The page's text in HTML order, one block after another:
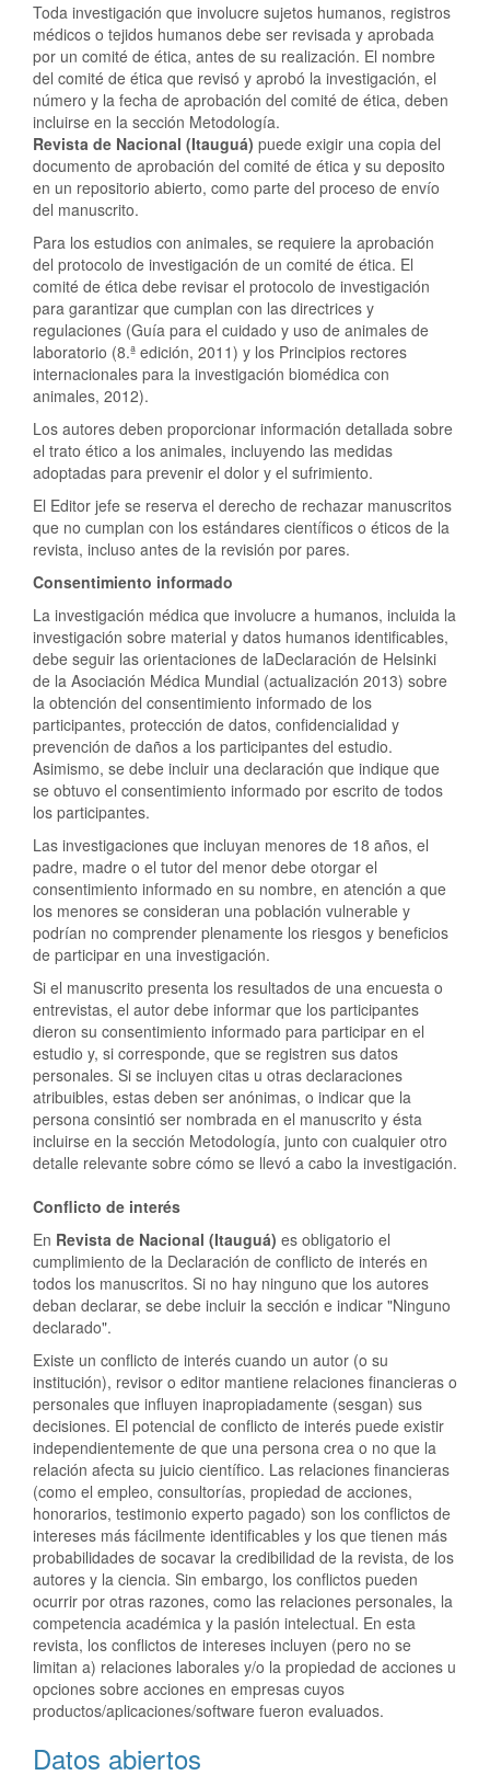
Toda investigación que involucre sujetos humanos, registros
médicos o tejidos humanos debe ser revisada y aprobada
por un comité de ética, antes de su realización. El nombre
del comité de ética que revisó y aprobó la investigación, el
número y la fecha de aprobación del comité de ética, deben
incluirse en la sección Metodología.
Revista de Nacional (Itauguá) puede exigir una copia del
documento de aprobación del comité de ética y su deposito
en un repositorio abierto, como parte del proceso de envío
del manuscrito.
Para los estudios con animales, se requiere la aprobación
del protocolo de investigación de un comité de ética. El
comité de ética debe revisar el protocolo de investigación
para garantizar que cumplan con las directrices y
regulaciones (Guía para el cuidado y uso de animales de
laboratorio (8.ª edición, 2011) y los Principios rectores
internacionales para la investigación biomédica con
animales, 2012).
Los autores deben proporcionar información detallada sobre
el trato ético a los animales, incluyendo las medidas
adoptadas para prevenir el dolor y el sufrimiento.
El Editor jefe se reserva el derecho de rechazar manuscritos
que no cumplan con los estándares científicos o éticos de la
revista, incluso antes de la revisión por pares.
Consentimiento informado
La investigación médica que involucre a humanos, incluida la
investigación sobre material y datos humanos identificables,
debe seguir las orientaciones de laDeclaración de Helsinki
de la Asociación Médica Mundial (actualización 2013) sobre
la obtención del consentimiento informado de los
participantes, protección de datos, confidencialidad y
prevención de daños a los participantes del estudio.
Asimismo, se debe incluir una declaración que indique que
se obtuvo el consentimiento informado por escrito de todos
los participantes.
Las investigaciones que incluyan menores de 18 años, el
padre, madre o el tutor del menor debe otorgar el
consentimiento informado en su nombre, en atención a que
los menores se consideran una población vulnerable y
podrían no comprender plenamente los riesgos y beneficios
de participar en una investigación.
Si el manuscrito presenta los resultados de una encuesta o
entrevistas, el autor debe informar que los participantes
dieron su consentimiento informado para participar en el
estudio y, si corresponde, que se registren sus datos
personales. Si se incluyen citas u otras declaraciones
atribuibles, estas deben ser anónimas, o indicar que la
persona consintió ser nombrada en el manuscrito y ésta
incluirse en la sección Metodología, junto con cualquier otro
detalle relevante sobre cómo se llevó a cabo la investigación.
Conflicto de interés
En Revista de Nacional (Itauguá) es obligatorio el
cumplimiento de la Declaración de conflicto de interés en
todos los manuscritos. Si no hay ninguno que los autores
deban declarar, se debe incluir la sección e indicar "Ninguno
declarado".
Existe un conflicto de interés cuando un autor (o su
institución), revisor o editor mantiene relaciones financieras o
personales que influyen inapropiadamente (sesgan) sus
decisiones. El potencial de conflicto de interés puede existir
independientemente de que una persona crea o no que la
relación afecta su juicio científico. Las relaciones financieras
(como el empleo, consultorías, propiedad de acciones,
honorarios, testimonio experto pagado) son los conflictos de
intereses más fácilmente identificables y los que tienen más
probabilidades de socavar la credibilidad de la revista, de los
autores y la ciencia. Sin embargo, los conflictos pueden
ocurrir por otras razones, como las relaciones personales, la
competencia académica y la pasión intelectual. En esta
revista, los conflictos de intereses incluyen (pero no se
limitan a) relaciones laborales y/o la propiedad de acciones u
opciones sobre acciones en empresas cuyos
productos/aplicaciones/software fueron evaluados.
Datos abiertos